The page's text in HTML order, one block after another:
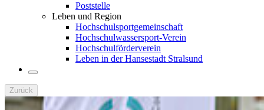
Poststelle
Leben und Region
Hochschulsportgemeinschaft
Hochschulwassersport-Verein
Hochschulförderverein
Leben in der Hansestadt Stralsund
Zurück